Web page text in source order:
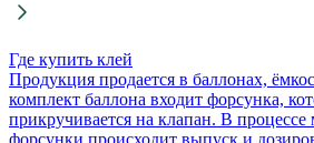
Где купить клей
Продукция продается в баллонах,
комплект баллона входит форсунка,
прикручивается на клапан. В
форсунки происходит выпуск и